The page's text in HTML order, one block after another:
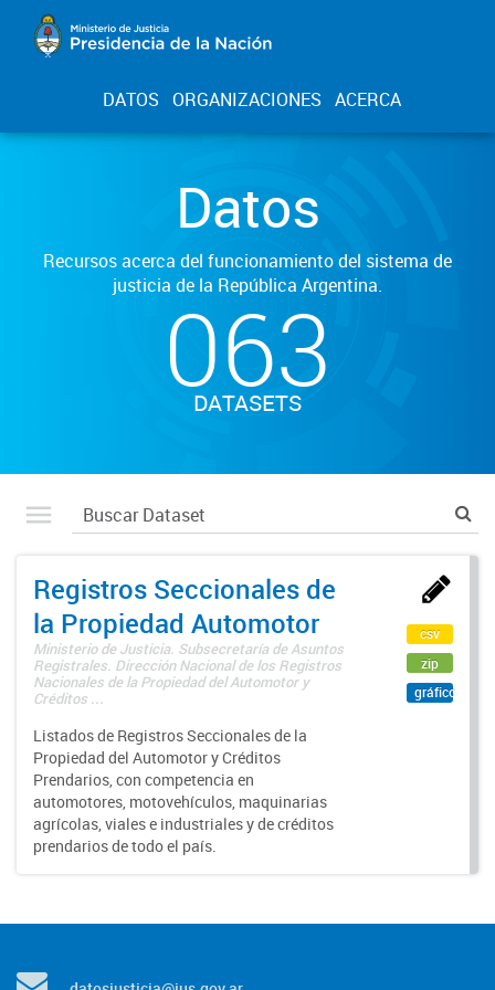
DATOS ORGANIZACIONES ACERCA
Datos
Recursos acerca del funcionamiento del sistema de
justicia de la República Argentina.
063
DATASETS
Registros Seccionales de
la Propiedad Automotor
Ministerio de Justicia. Subsecretaría de Asuntos
Registrales. Dirección Nacional de los Registros
Nacionales de la Propiedad del Automotor y
Créditos ...
Listados de Registros Seccionales de la
Propiedad del Automotor y Créditos
Prendarios, con competencia en
automotores, motovehículos, maquinarias
agrícolas, viales e industriales y de créditos
prendarios de todo el país.
csv
zip
gráfico